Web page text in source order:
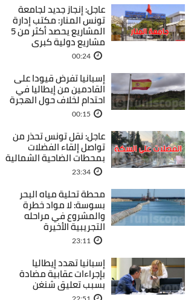
عاجل: إنجاز جديد لجامعة
تونس المنار: مكتب إدارة
المشاريع يحصد أكثر من 5
مشاريع دولية كبرى
00:24
إسبانيا تفرض قيودا على
القادمين من إيطاليا في
احتدام لخلاف حول الهجرة
00:15
عاجل: نقل تونس تحذر من
تواصل إلقاء الفضلات
بمحطات الضاحية الشمالية
23:34
محطة تحلية مياه البحر
بسوسة: لا مواد خطرة
والمشروع في مراحله
التجريبية الأخيرة
23:11
إسبانيا تهدد إيطاليا
بإجراءات عقابية مضادة
بسبب تعليق شنغن